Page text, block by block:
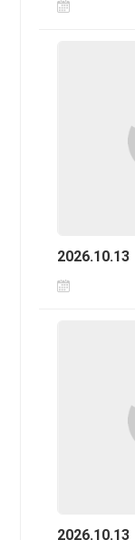
2026.10.13
2026.10.13